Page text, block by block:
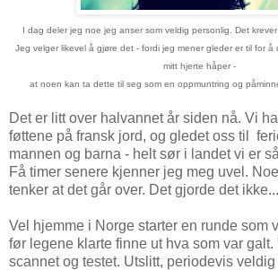
I dag deler jeg noe jeg anser som veldig personlig. Det
Jeg velger likevel å gjøre det - fordi jeg mener gleder er til for å
mitt hjerte håper -
at noen kan ta dette til seg som en oppmuntring og
Det er litt over halvannet år siden nå. Vi
føttene på fransk jord, og gledet oss til
mannen og barna - helt sør i landet vi er
Få timer senere kjenner jeg meg uvel.
tenker at det går over. Det gjorde det ikke...
Vel hjemme i Norge starter en runde som
før legene klarte finne ut hva som var galt.
scannet og testet. Utslitt, periodevis